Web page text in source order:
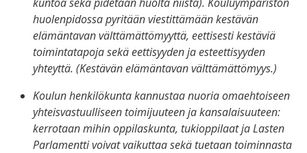
huolenpidossa pyritään viestittämään kestävän
elämäntavan välttämättömyyttä, eettisesti kestäviä
toimintatapoja sekä eettisyyden ja esteettisyyden
yhteyttä. (Kestävän elämäntavan välttämättömyys.)
Koulun henkilökunta kannustaa nuoria omaehtoiseen
yhteisvastuulliseen toimijuuteen ja kansalaisuuteen:
kerrotaan mihin oppilaskunta, tukioppilaat ja Lasten
Parlamentti voivat vaikuttaa sekä tuetaan toiminnasta